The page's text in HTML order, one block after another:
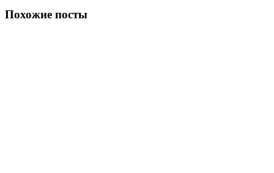
Похожие посты